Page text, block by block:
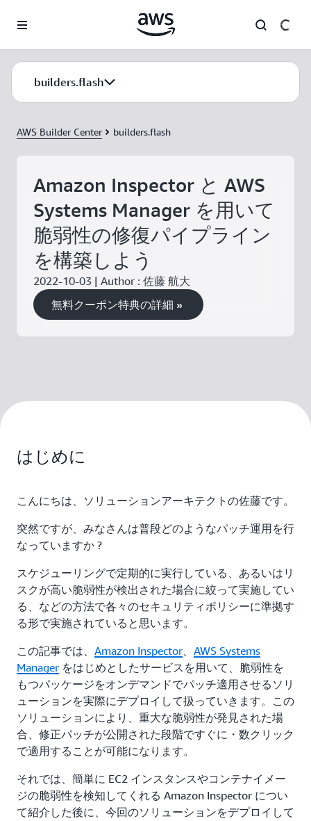
builders.flash
AWS Builder Center builders.flash
Amazon Inspector と AWS
Systems Manager を用いて
脆弱性の修復パイプライン
を構築しよう
2022-10-03 | Author : 佐藤 航大
無料クーポン特典の詳細 »
はじめに
こんにちは、ソリューションアーキテクトの佐藤です。
突然ですが、みなさんは普段どのようなパッチ運用を行
なっていますか ?
スケジューリングで定期的に実行している、あるいはリ
スクが高い脆弱性が検出された場合に絞って実施してい
る、などの方法で各々のセキュリティポリシーに準拠す
る形で実施されていると思います。
この記事では、 Amazon Inspector、 AWS Systems
Manager をはじめとしたサービスを用いて、脆弱性を
もつパッケージをオンデマンドでパッチ適用させるソリ
ューションを実際にデプロイして扱っていきます。この
ソリューションにより、重大な脆弱性が発見された場
合、修正パッチが公開された段階ですぐに・数クリック
で適用することが可能になります。
それでは、簡単に EC2 インスタンスやコンテナイメー
ジの脆弱性を検知してくれる Amazon Inspector につい
て紹介した後に、今回のソリューションをデプロイして